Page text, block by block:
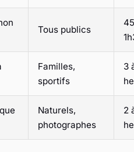
Tous publics
Familles,
sportifs
3
Naturels,
photographes
2